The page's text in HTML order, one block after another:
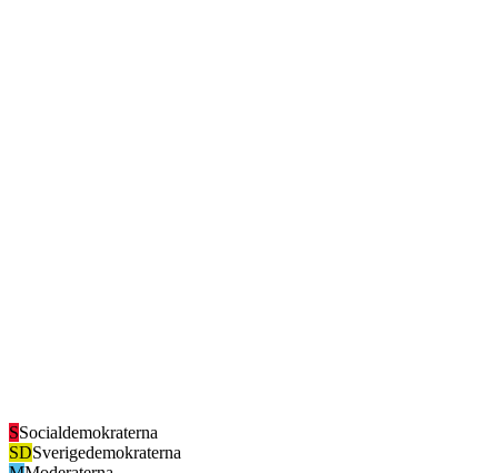
SSocialdemokraterna
SDSverigedemokraterna